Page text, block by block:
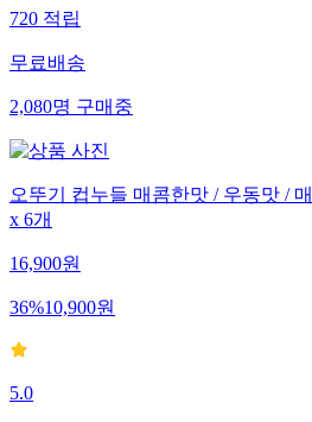
720 적립
무료배송
2,080명 구매중
오뚜기 컵누들 매콤한맛 / 우동맛 /
x 6개
16,900원
36%10,900원
5.0